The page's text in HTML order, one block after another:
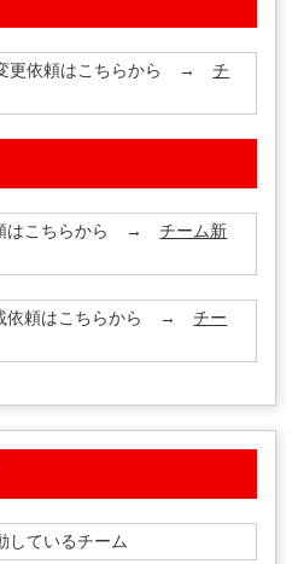
変更依頼はこちらから →チ
頼はこちらから →チーム新
載依頼はこちらから →チー
しているチーム